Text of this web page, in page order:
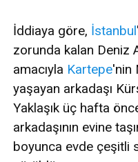
İddiaya göre, İstanbul
zorunda kalan Deniz
amacıyla Kartepe'nin
yaşayan arkadaşı
Yaklaşık üç hafta
arkadaşının evine
boyunca evde çeşitli